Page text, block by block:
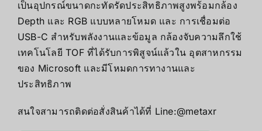
เป็นอุปกรณ์ขนาดกะทัดรัดประสิทธิภาพสูงพร้อมกล้อง
Depth และ RGB แบบหลายโหมด และ การเชื่อมต่อ
USB-C สําหรับพลังงานและข้อมูล กล้องจับความลึกใช้
เทคโนโลยี TOF ที่ได้รับการพิสูจน์แล้วใน อุตสาหกรรม
ของ Microsoft และมีโหมดการทางานและ
ประสิทธิภาพ
สนใจสามารถติดต่อสั่งสินค้าได้ที่ Line:@metaxr